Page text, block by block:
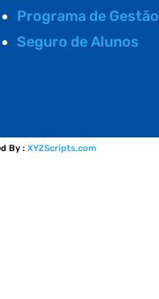
Programa de Gestão
Seguro de Alunos
By : XYZScripts.com